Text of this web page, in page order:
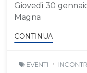
Giovedì 30
Magna
CONTINUA
EVENTI